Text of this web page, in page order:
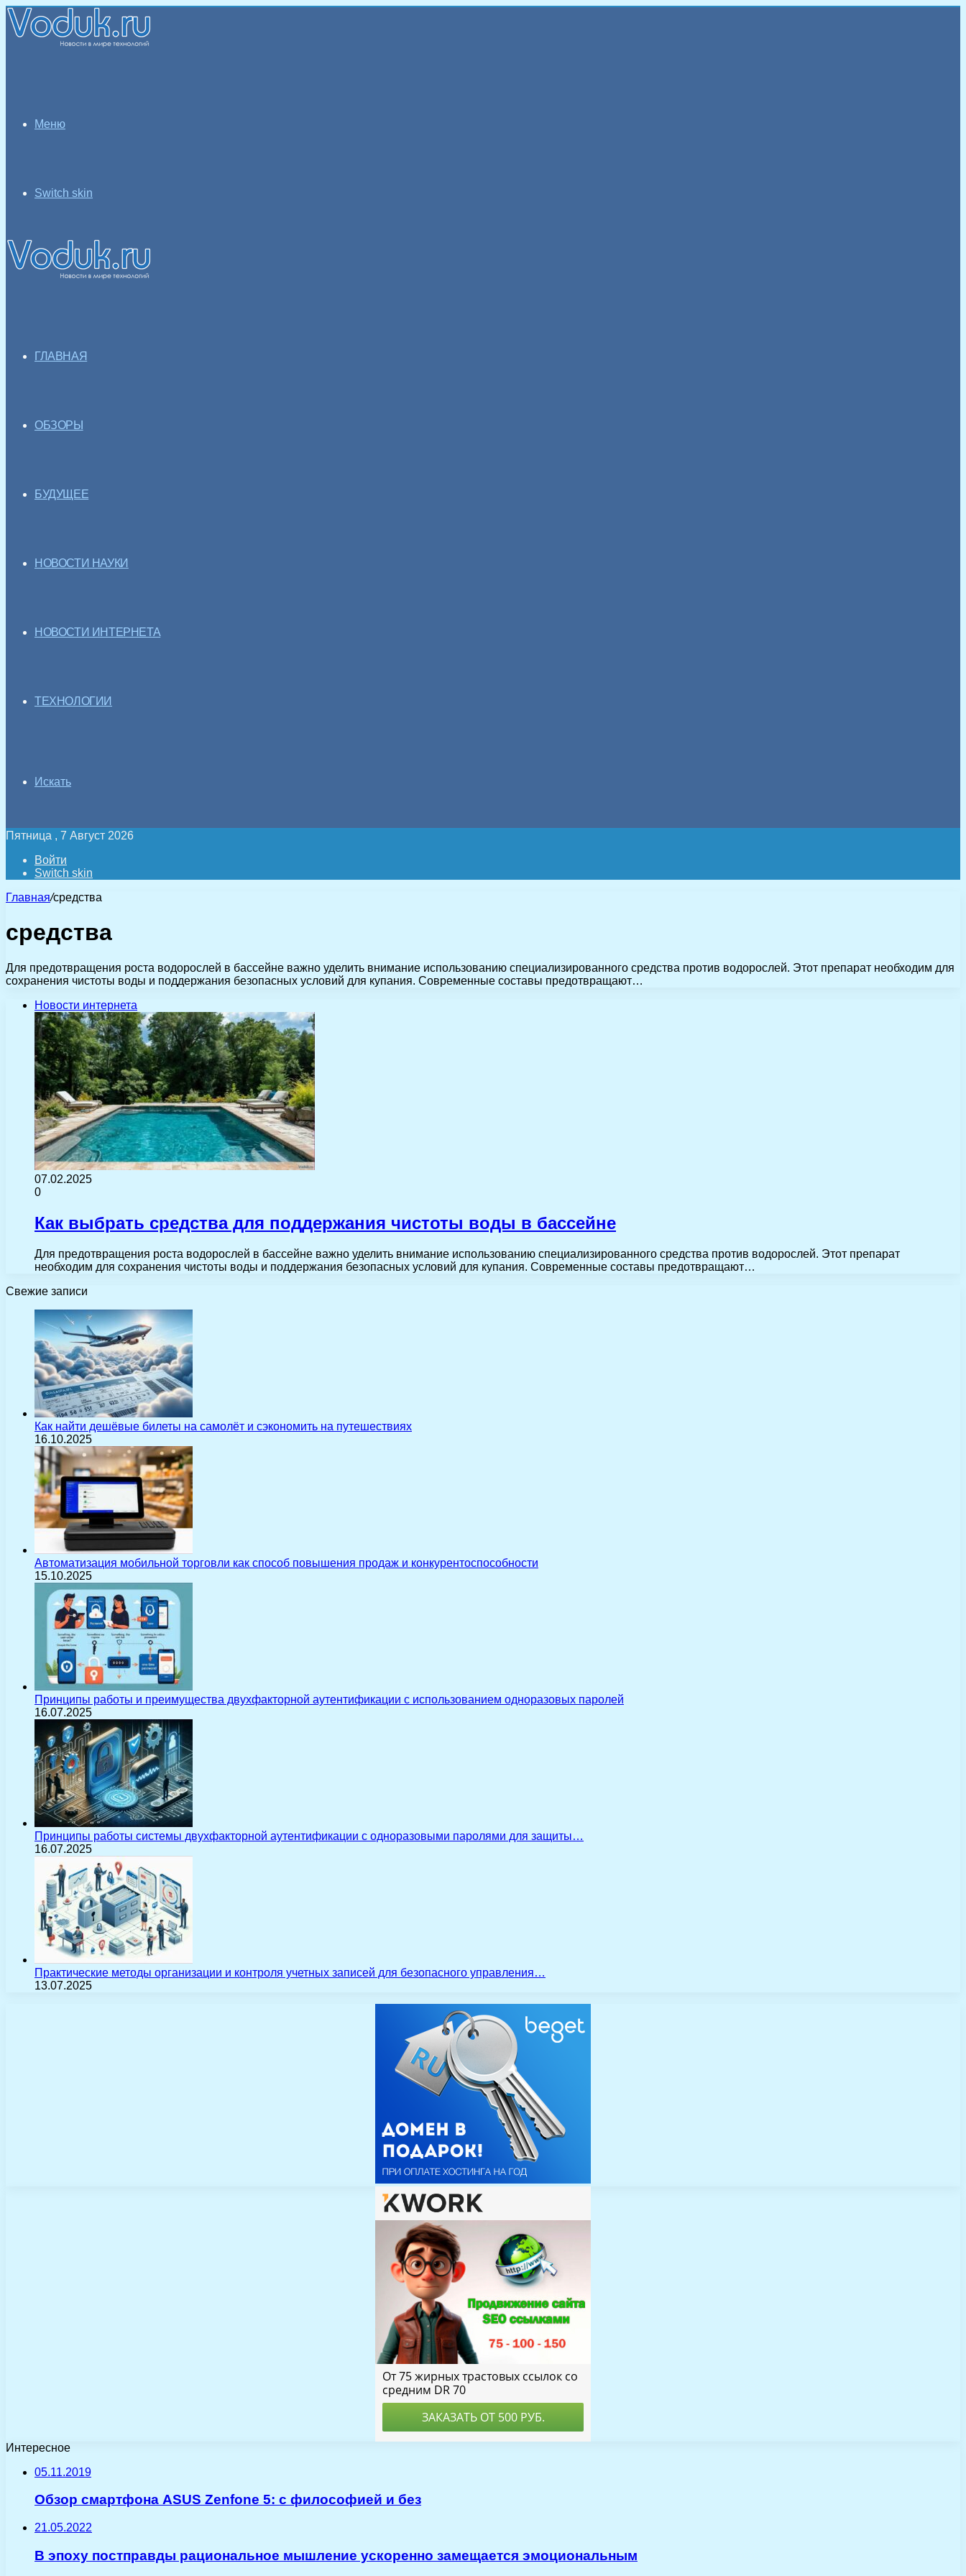
Меню
Switch skin
ГЛАВНАЯ
ОБЗОРЫ
БУДУЩЕЕ
НОВОСТИ НАУКИ
НОВОСТИ ИНТЕРНЕТА
ТЕХНОЛОГИИ
Искать
Пятница , 7 Август 2026
Войти
Switch skin
Главная/средства
средства
Для предотвращения роста водорослей в бассейне важно уделить внимание использованию специализированного средства против водорослей. Этот препарат необходим для
сохранения чистоты воды и поддержания безопасных условий для купания. Современные составы предотвращают…
Новости интернета
07.02.2025
0
Как выбрать средства для поддержания чистоты воды в бассейне
Для предотвращения роста водорослей в бассейне важно уделить внимание использованию специализированного средства против водорослей. Этот препарат
необходим для сохранения чистоты воды и поддержания безопасных условий для купания. Современные составы предотвращают…
Свежие записи
Как найти дешёвые билеты на самолёт и сэкономить на путешествиях
16.10.2025
Автоматизация мобильной торговли как способ повышения продаж и конкурентоспособности
15.10.2025
Принципы работы и преимущества двухфакторной аутентификации с использованием одноразовых паролей
16.07.2025
Принципы работы системы двухфакторной аутентификации с одноразовыми паролями для защиты…
16.07.2025
Практические методы организации и контроля учетных записей для безопасного управления…
13.07.2025
Интересное
05.11.2019
Обзор смартфона ASUS Zenfone 5: с философией и без
21.05.2022
В эпоху постправды рациональное мышление ускоренно замещается эмоциональным